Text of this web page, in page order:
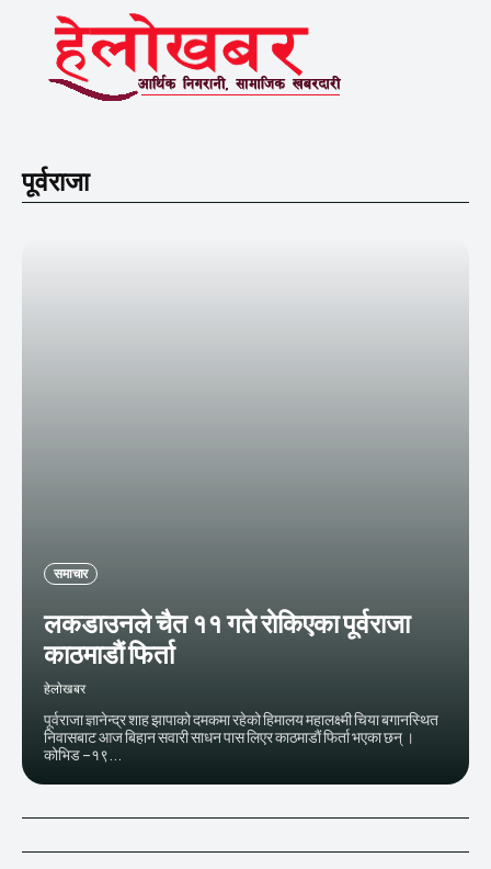
पूर्वराजा
समाचार
लकडाउनले चैत ११ गते राेकिएका पूर्वराजा
काठमाडाैं फिर्ता
हेलाेखबर
पूर्वराजा ज्ञानेन्द्र शाह झापाको दमकमा रहेको हिमालय महालक्ष्मी चिया बगानस्थित
निवासबाट आज बिहान सवारी साधन पास लिएर काठमाडाैं फिर्ता भएका छन् ।
कोभिड –१९...